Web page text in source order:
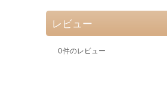
レビュー
0件のレビュー